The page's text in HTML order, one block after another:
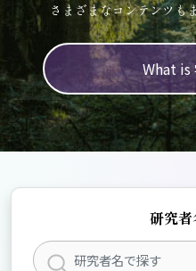
さまざまなコンテンツも
What is
研究